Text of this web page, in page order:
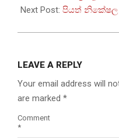
26
Next Post: පියත් නිකේෂල
LEAVE A REPLY
Your email address will
are marked *
Comment
*